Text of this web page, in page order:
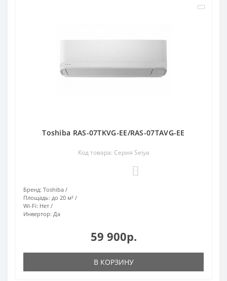
Toshiba RAS-07TKVG-EE/RAS-07TAVG-EE
Код товара: Серия Seiya
Бренд: Toshiba
Площадь: до 20 м²
Wi-Fi: Нет
Инвертор: Да
59 900р.
В КОРЗИНУ